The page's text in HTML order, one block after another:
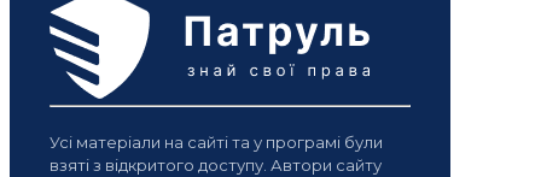
Усі матеріали на сайті та у програмі були
взяті з відкритого доступу. Автори сайту